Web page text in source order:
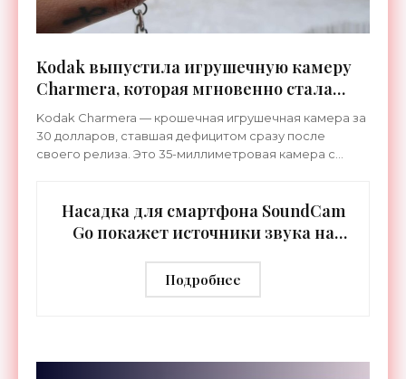
Kodak выпустила игрушечную камеру
Charmera, которая мгновенно стала
хитом - «Гаджеты»
Kodak Charmera — крошечная игрушечная камера за
30 долларов, ставшая дефицитом сразу после
своего релиза. Это 35-миллиметровая камера с
Насадка для смартфона SoundCam
Go покажет источники звука на
Подробнее